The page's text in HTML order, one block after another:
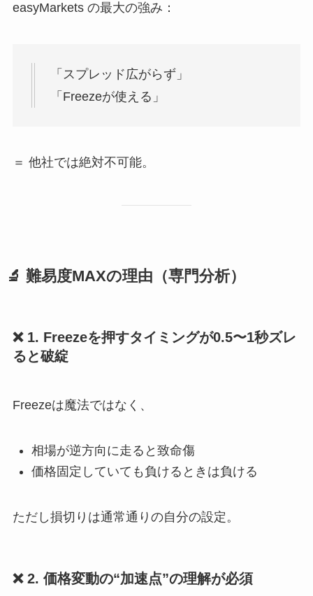
easyMarkets の最大の強み：
「スプレッド広がらず」
「Freezeが使える」
＝ 他社では絶対不可能。
🔬 難易度MAXの理由（専門分析）
❌ 1. Freezeを押すタイミングが0.5〜1秒ズレ
ると破綻
Freezeは魔法ではなく、
相場が逆方向に走ると致命傷
価格固定していても負けるときは負ける
ただし損切りは通常通りの自分の設定。
❌ 2. 価格変動の“加速点”の理解が必須